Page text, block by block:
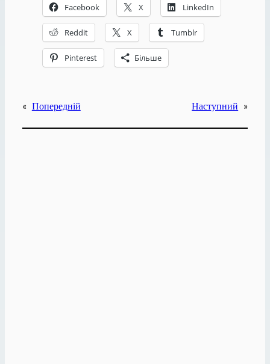
Facebook X LinkedIn
Reddit X Tumblr
Pinterest Більше
« Попередній Наступний »